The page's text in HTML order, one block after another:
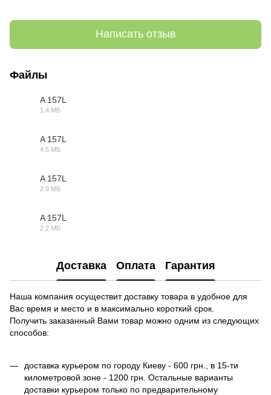
Написать отзыв
Файлы
A 157L
1.4 МБ
A 157L
4.5 МБ
A 157L
2.9 МБ
A 157L
2.2 МБ
Доставка Оплата Гарантия
Наша компания осуществит доставку товара в удобное для
Вас время и место и в максимально короткий срок.
Получить заказанный Вами товар можно одним из следующих
способов:
доставка курьером по городу Киеву - 600 грн., в 15-ти
километровой зоне - 1200 грн. Остальные варианты
доставки курьером только по предварительному